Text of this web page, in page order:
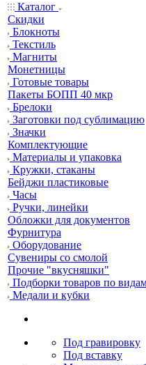
Каталог
Скидки
Блокноты
Текстиль
Магниты
Монетницы
Готовые товары
Пакеты БОПП 40 мкр
Брелоки
Заготовки под сублимацию
Значки
Комплектующие
Материалы и упаковка
Кружки, стаканы
Бейджи пластиковые
Часы
Ручки, линейки
Обложки для документов
Фурнитура
Оборудование
Сувениры со смолой
Прочие "вкусняшки"
Подборки товаров по
Медали и кубки
Под гравировку
Под вставку